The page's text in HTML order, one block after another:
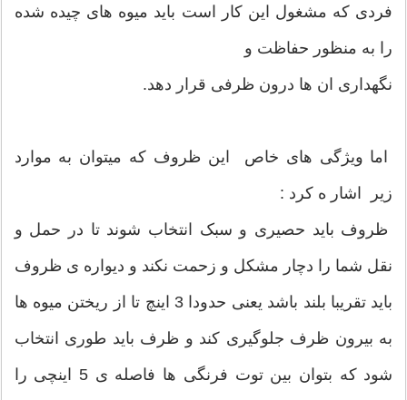
فردی که مشغول این کار است باید میوه های چیده شده
را به منظور حفاظت و
نگهداری ان ها درون ظرفی قرار دهد.
اما ویژگی های خاص این ظروف که میتوان به موارد
زیر اشار ه کرد :
ظروف باید حصیری و سبک انتخاب شوند تا در حمل و
نقل شما را دچار مشکل و زحمت نکند و دیواره ی ظروف
باید تقریبا بلند باشد یعنی حدودا 3 اینچ تا از ریختن میوه ها
به بیرون ظرف جلوگیری کند و ظرف باید طوری انتخاب
شود که بتوان بین توت فرنگی ها فاصله ی 5 اینچی را